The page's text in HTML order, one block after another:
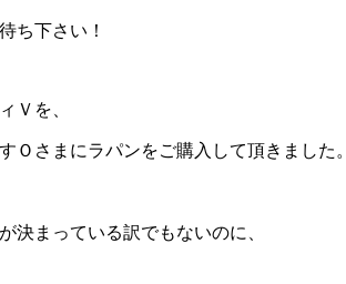
ち下さい！
Ｖを、
Ｏさまにラパンをご購入して頂きました。
決まっている訳でもないのに、